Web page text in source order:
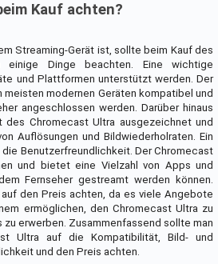
Kauf achten?
Streaming-Gerät ist, sollte beim Kauf des
einige Dinge beachten. Eine wichtige
und Plattformen unterstützt werden. Der
modernen Geräten kompatibel und
angeschlossen werden. Darüber hinaus
Chromecast Ultra ausgezeichnet und
Auflösungen und Bildwiederholraten. Ein
Benutzerfreundlichkeit. Der Chromecast
und bietet eine Vielzahl von Apps und
Fernseher gestreamt werden können.
den Preis achten, da es viele Angebote
ermöglichen, den Chromecast Ultra zu
erwerben. Zusammenfassend sollte man
Ultra auf die Kompatibilität, Bild- und
und den Preis achten.